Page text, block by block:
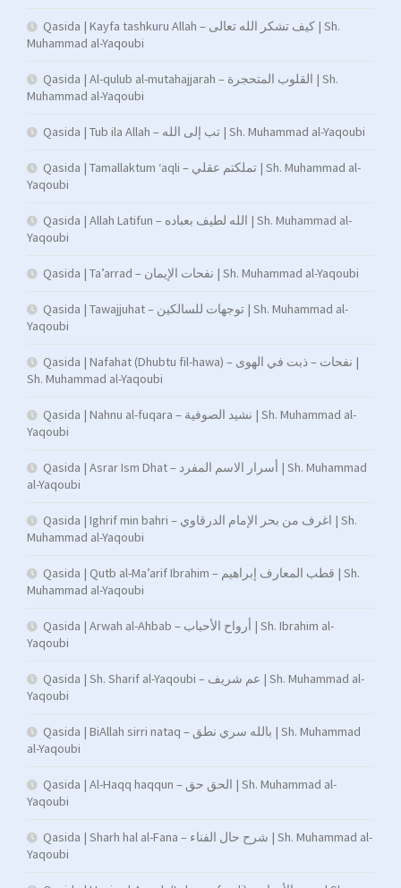
Qasida | Kayfa tashkuru Allah – كيف تشكر الله تعالى | Sh.
Muhammad al-Yaqoubi
Qasida | Al-qulub al-mutahajjarah – القلوب المتحجرة | Sh.
Muhammad al-Yaqoubi
Qasida | Tub ila Allah – تب إلى الله | Sh. Muhammad al-Yaqoubi
Qasida | Tamallaktum ‘aqli – تملكتم عقلي | Sh. Muhammad al-
Yaqoubi
Qasida | Allah Latifun – الله لطيف بعباده | Sh. Muhammad al-
Yaqoubi
Qasida | Ta’arrad – نفحات الإيمان | Sh. Muhammad al-Yaqoubi
Qasida | Tawajjuhat – توجهات للسالكين | Sh. Muhammad al-
Yaqoubi
Qasida | Nafahat (Dhubtu fil-hawa) – نفحات – ذبت في الهوى |
Sh. Muhammad al-Yaqoubi
Qasida | Nahnu al-fuqara – نشيد الصوفية | Sh. Muhammad al-
Yaqoubi
Qasida | Asrar Ism Dhat – أسرار الاسم المفرد | Sh. Muhammad
al-Yaqoubi
Qasida | Ighrif min bahri – اغرف من بحر الإمام الدرقاوي | Sh.
Muhammad al-Yaqoubi
Qasida | Qutb al-Ma’arif Ibrahim – قطب المعارف إبراهيم | Sh.
Muhammad al-Yaqoubi
Qasida | Arwah al-Ahbab – أرواح الأحباب | Sh. Ibrahim al-
Yaqoubi
Qasida | Sh. Sharif al-Yaqoubi – عم شريف | Sh. Muhammad al-
Yaqoubi
Qasida | BiAllah sirri nataq – بالله سري نطق | Sh. Muhammad
al-Yaqoubi
Qasida | Al-Haqq haqqun – الحق حق | Sh. Muhammad al-
Yaqoubi
Qasida | Sharh hal al-Fana – شرح حال الفناء | Sh. Muhammad al-
Yaqoubi